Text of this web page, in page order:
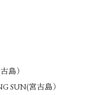
島）
SUN(宮古島）